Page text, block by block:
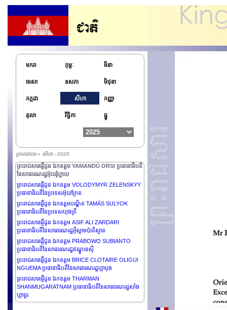
មករា កុម្ភៈ មីនា
មេសា ឧសភា មិថុនា
កក្កដា សីហា កញ្ញា
តុលា វិច្ឆិកា ធ្នូ
ព្រះរាជសារ » សីហា - 2025
ព្រះរាជសារឆ្លើយតបរបស់ ព្រះករុណា ព្រះបាទសម្ដេចព្រះបរមនាថ
សំណួរ​ដែល​បាន​ដាក់ថ្វាយដោយ People's Daily
រាជសារផ្ញើជូន ឯកឧត្តម SHAVKAT MIRZIYOYEV
ប្រធានាធិបតីនៃសាធារណរដ្ឋអ៊ូបេគីស្តង់
ប្រធានាធិបតីនៃសាធារណរដ្ឋស្លូវ៉ាគ
ព្រះរាជសារផ្ញើជូន ឯកឧត្តម SADYR ZHAPAROV
ប្រធានាធិបតីនៃសាធារណរដ្ឋកៀហ្ស៊ីស៊ីស្ថាន
ព្រះរាជសារផ្ញើថ្វាយព្រះករុណា SULTAN IBRAHIM
ព្រះមហាក្សត្រនៃប្រទេសម៉ាឡេស៊ី
ព្រះរាជសារផ្ញើជូន ឯកឧត្តម YAMANDÚ ORSI ប្រធានាធិបតី
នៃសាធារណរដ្ឋអ៊ុយរ៉ូហ្គាយ
ព្រះរាជសារផ្ញើជូន ឯកឧត្តម VOLODYMYR ZELENSKYY
ប្រធានាធិបតីនៃប្រទេសអ៊ុយក្រែន
ព្រះរាជសារផ្ញើជូន ឯកឧត្តមបណ្ឌិត TAMÁS SULYOK
ប្រធានាធិបតីនៃប្រទេសហុងគ្រី
ព្រះរាជសារផ្ញើជូន ឯកឧត្តម ASIF ALI ZARDARI
ប្រធានាធិបតីនៃសាធារណរដ្ឋអ៊ីស្លាមប៉ាគីស្ថាន
ព្រះរាជសារផ្ញើជូន ឯកឧត្តម PRABOWO SUBIANTO
ប្រធានាធិបតីនៃសាធារណរដ្ឋឥណ្ឌូនេស៊ី
ព្រះរាជសារផ្ញើជូន ឯកឧត្តម BRICE CLOTAIRE OLIGUI
NGUEMA ប្រធានាធិបតីនៃសាធារណរដ្ឋហ្គាបុង
ព្រះរាជសារផ្ញើជូន ឯកឧត្តម THARMAN
SHANMUGARATNAM ប្រធានាធិបតីនៃសាធារណរដ្ឋសាំង
ហ្គាពួរ